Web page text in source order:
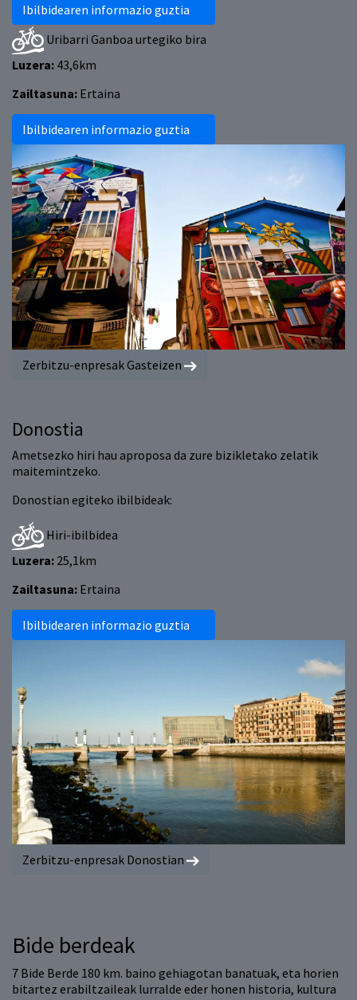
Ibilbidearen informazio guztia
Uribarri Ganboa urtegiko bira
Luzera: 43,6km
Zailtasuna: Ertaina
Ibilbidearen informazio guztia
Zerbitzu-enpresak Gasteizen
Donostia
Ametsezko hiri hau aproposa da zure bizikletako zelatik
maitemintzeko.
Donostian egiteko ibilbideak:
Hiri-ibilbidea
Luzera: 25,1km
Zailtasuna: Ertaina
Ibilbidearen informazio guztia
Zerbitzu-enpresak Donostian
Bide berdeak
7 Bide Berde 180 km. baino gehiagotan banatuak, eta horien
bitartez erabiltzaileak lurralde eder honen historia, kultura